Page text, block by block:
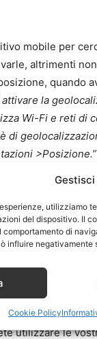
utilizziamo
del dispositivo. Il
comportamento di
influire
Cookie Policy
mobile per
altrimenti
quando
la
Wi-Fi e reti di
di
>Posizione.”
per il cambio
a cambiare
… e
o FakeGPS.
Store o l’App
effettuata
utilizzare le